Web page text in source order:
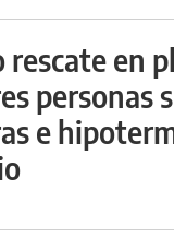
en
personas
e